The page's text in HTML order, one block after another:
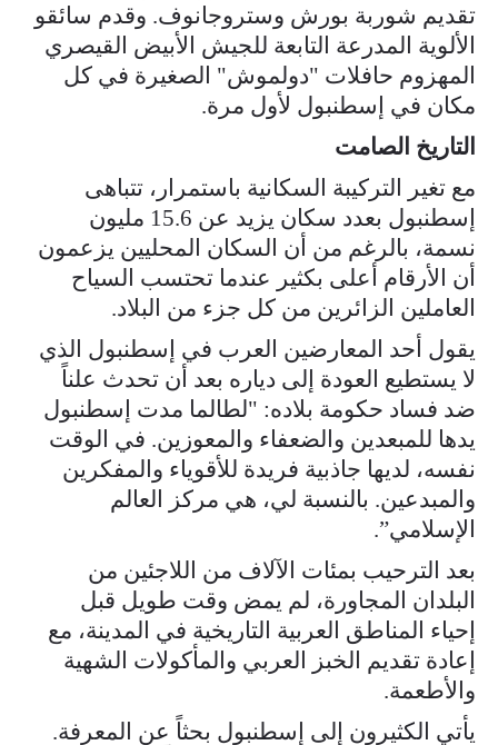
تقديم شوربة بورش وستروجانوف. وقدم سائقو
الألوية المدرعة التابعة للجيش الأبيض القيصري
المهزوم حافلات "دولموش" الصغيرة في كل
مكان في إسطنبول لأول مرة.
التاريخ الصامت
مع تغير التركيبة السكانية باستمرار، تتباهى
إسطنبول بعدد سكان يزيد عن 15.6 مليون
نسمة، بالرغم من أن السكان المحليين يزعمون
أن الأرقام أعلى بكثير عندما تحتسب السياح
العاملين الزائرين من كل جزء من البلاد.
يقول أحد المعارضين العرب في إسطنبول الذي
لا يستطيع العودة إلى دياره بعد أن تحدث علناً
ضد فساد حكومة بلاده: "لطالما مدت إسطنبول
يدها للمبعدين والضعفاء والمعوزين. في الوقت
نفسه، لديها جاذبية فريدة للأقوياء والمفكرين
والمبدعين. بالنسبة لي، هي مركز العالم
الإسلامي”.
بعد الترحيب بمئات الآلاف من اللاجئين من
البلدان المجاورة، لم يمض وقت طويل قبل
إحياء المناطق العربية التاريخية في المدينة، مع
إعادة تقديم الخبز العربي والمأكولات الشهية
والأطعمة.
يأتي الكثيرون إلى إسطنبول بحثاً عن المعرفة.